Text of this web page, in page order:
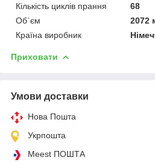
Кількість циклів прання
68
Об`єм
2072
Країна виробник
Приховати
Умови доставки
Нова Пошта
Укрпошта
Meest ПОШТА